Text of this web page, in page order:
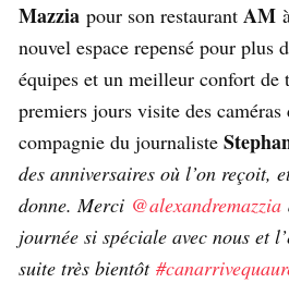
Mazzia pour son restaurant AM
nouvel espace repensé pour plus
équipes et un meilleur confort
premiers jours visite des caméras
compagnie du journaliste
des anniversaires où l’on reçoit,
donne. Merci @alexandremazzia
journée si spéciale avec nous et
suite très bientôt